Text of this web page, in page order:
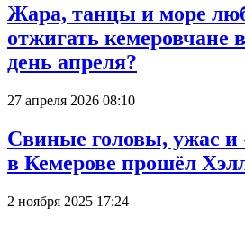
Жара, танцы и море
отжигать кемеровчане
день апреля?
27 апреля 2026 08:10
Свиные головы, ужас и
в Кемерове прошёл
2 ноября 2025 17:24